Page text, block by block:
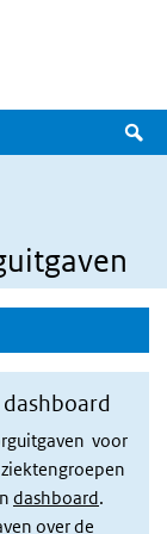
voor
dashboard.
over de